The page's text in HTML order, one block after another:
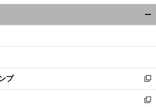
ウ
ィ
ン
ウ
開
く
プ
新
し
い
新